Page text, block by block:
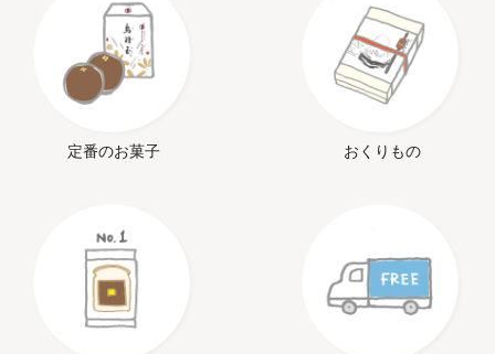
定番のお菓子 おくりもの